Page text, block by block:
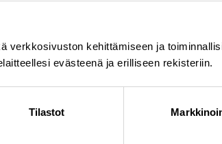
verkkosivuston kehittämiseen ja
evästeenä ja erilliseen rekisteriin.
Tilastot
toimisto
Hiihtoliitto c/o Salppuri